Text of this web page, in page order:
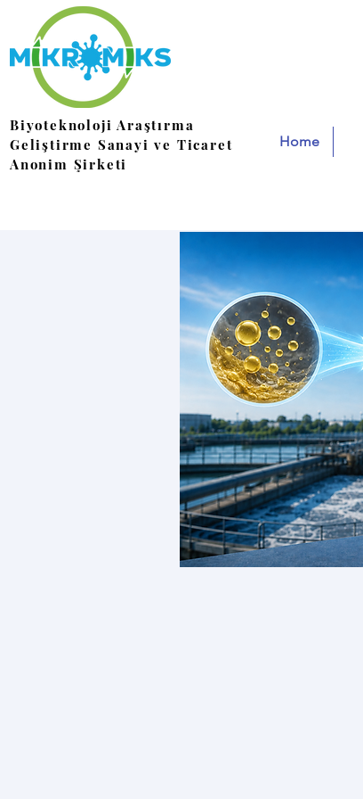
Biyoteknoloji Araştırma
Geliştirme Sanayi ve Ticaret
Anonim Şirketi
Home